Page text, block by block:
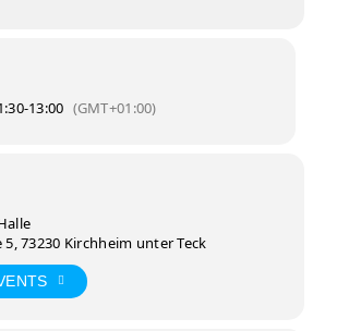
-13:00 (GMT+01:00)
5, 73230 Kirchheim unter Teck